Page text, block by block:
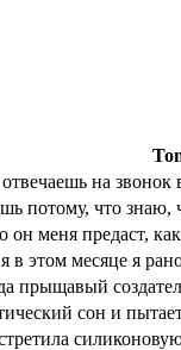
на звонок
потому, что знаю,
он меня предаст,
в этом месяце я
прыщавый
сон и